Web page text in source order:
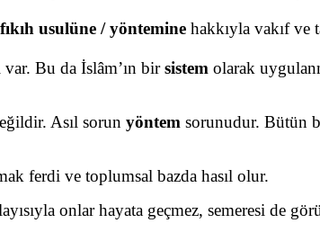
fıkıh usulüne / yöntemine hakkıyla vakıf ve
var. Bu da İslâm’ın birsistem olarak
Asıl sorun yöntemsorunudur. Bütün
ferdi ve toplumsal bazda hasıl olur.
onlar hayata geçmez, semeresi de